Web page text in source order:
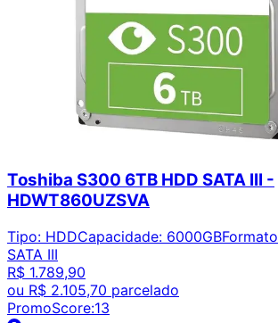
Toshiba S300 6TB HDD SATA III -
HDWT860UZSVA
Tipo: HDDCapacidade: 6000GBFormato
SATA III
R$ 1.789,90
ou R$ 2.105,70 parcelado
PromoScore:13